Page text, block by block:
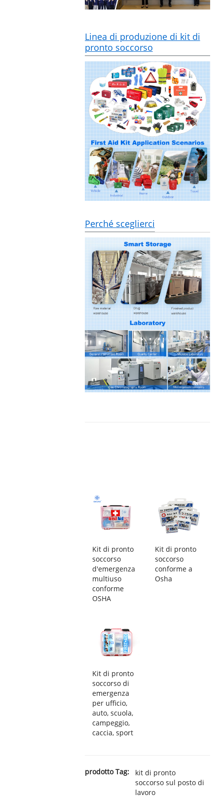
Linea di produzione di kit di
pronto soccorso
Perché sceglierci
Kit di pronto
soccorso
d'emergenza
multiuso
conforme
OSHA
Kit di pronto
soccorso
conforme a
Osha
Kit di pronto
soccorso di
emergenza
per ufficio,
auto, scuola,
campeggio,
caccia, sport
prodotto Tag:
kit di pronto
soccorso sul posto di
lavoro